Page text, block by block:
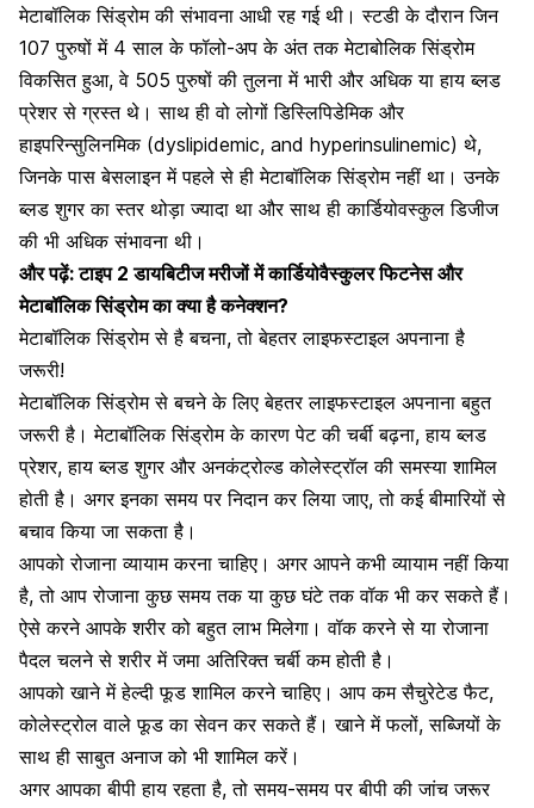
मेटाबॉलिक सिंड्रोम की संभावना आधी रह गई थी। स्टडी के दौरान जिन
107 पुरुषों में 4 साल के फॉलो-अप के अंत तक मेटाबोलिक सिंड्रोम
विकसित हुआ, वे 505 पुरुषों की तुलना में भारी और अधिक या हाय ब्लड
प्रेशर से ग्रस्त थे। साथ ही वो लोगों डिस्लिपिडेमिक और
हाइपरिन्सुलिनमिक (dyslipidemic, and hyperinsulinemic) थे,
जिनके पास बेसलाइन में पहले से ही मेटाबॉलिक सिंड्रोम नहीं था। उनके
ब्लड शुगर का स्तर थोड़ा ज्यादा था और साथ ही कार्डियोवस्कुल डिजीज
की भी अधिक संभावना थी।
और पढ़ें:टाइप 2 डायबिटीज मरीजों में कार्डियोवैस्कुलर फिटनेस और
मेटाबॉलिक सिंड्रोम का क्या है कनेक्शन?
मेटाबॉलिक सिंड्रोम से है बचना, तो बेहतर लाइफस्टाइल अपनाना है
जरूरी!
मेटाबॉलिक सिंड्रोम से बचने के लिए बेहतर लाइफस्टाइल अपनाना बहुत
जरूरी है। मेटाबॉलिक सिंड्रोम के कारण पेट की चर्बी बढ़ना, हाय ब्लड
प्रेशर, हाय ब्लड शुगर और अनकंट्रोल्ड कोलेस्ट्रॉल की समस्या शामिल
होती है। अगर इनका समय पर निदान कर लिया जाए, तो कई बीमारियों से
बचाव किया जा सकता है।
आपको रोजाना व्यायाम करना चाहिए। अगर आपने कभी व्यायाम नहीं किया
है, तो आप रोजाना कुछ समय तक या कुछ घंटे तक वॉक भी कर सकते हैं।
ऐसे करने आपके शरीर को बहुत लाभ मिलेगा। वॉक करने से या रोजाना
पैदल चलने से शरीर में जमा अतिरिक्त चर्बी कम होती है।
आपको खाने में हेल्दी फूड शामिल करने चाहिए। आप कम सैचुरेटेड फैट,
कोलेस्ट्रोल वाले फूड का सेवन कर सकते हैं। खाने में फलों, सब्जियों के
साथ ही साबुत अनाज को भी शामिल करें।
अगर आपका बीपी हाय रहता है, तो समय-समय पर बीपी की जांच जरूर